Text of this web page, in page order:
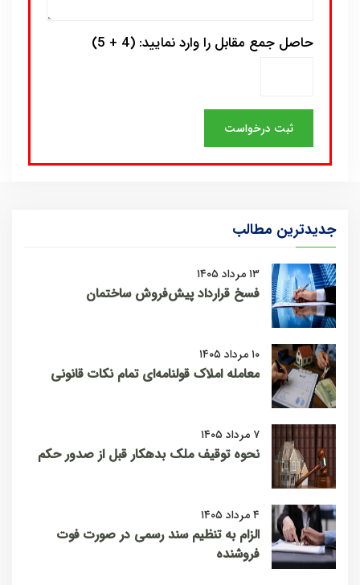
حاصل جمع مقابل را وارد نمایید: (4 + 5)
جدیدترین مطالب
۱۳ مرداد ۱۴۰۵
فسخ قرارداد پیش‌فروش ساختمان
۱۰ مرداد ۱۴۰۵
معامله املاک قولنامه‌ای تمام نکات قانونی
۷ مرداد ۱۴۰۵
نحوه توقیف ملک بدهکار قبل از صدور حکم
۴ مرداد ۱۴۰۵
الزام به تنظیم سند رسمی در صورت فوت
فروشنده